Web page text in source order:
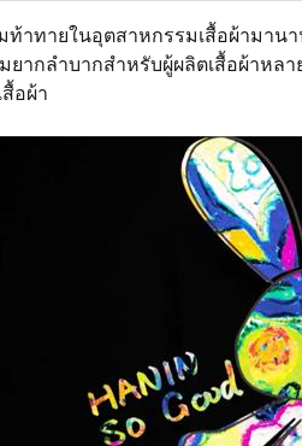
ท้าทายในอุตสาหกรรมเสื้อผ้ามา
มยากลำบากสําหรับผู้ผลิตเสื้อผ้าห
อผ้า